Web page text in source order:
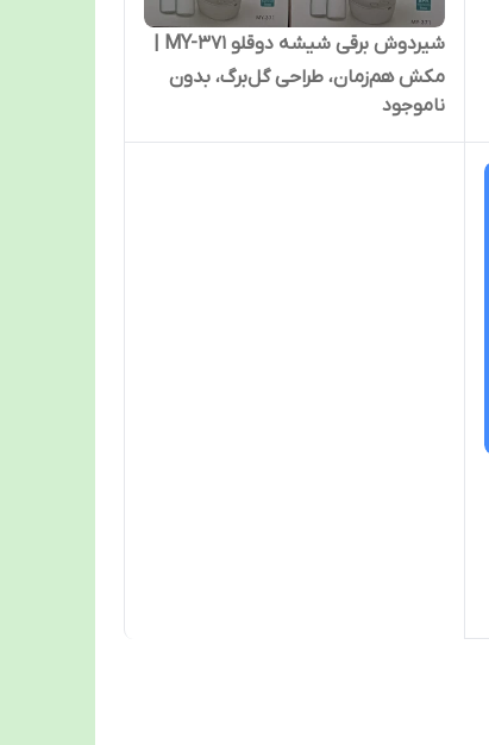
مکش هم‌زمان، طراحی گل‌برگ، بدون
BPA
ناموجود